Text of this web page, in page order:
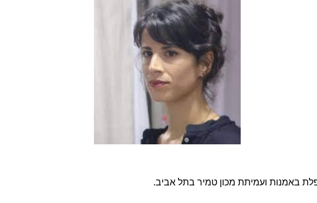
באמנות ועמיתת מכון טמיר בתל אביב.